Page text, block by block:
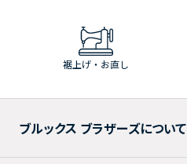
裾上げ・お直し
ブルックス ブラザーズについて